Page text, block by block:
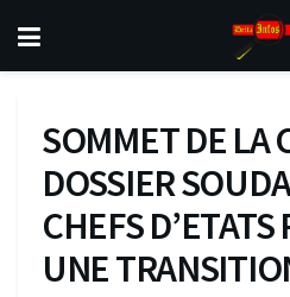
SOMMET DE LA
DOSSIER
CHEFS
UNE